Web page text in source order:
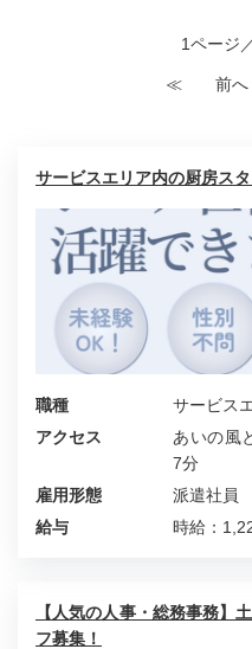
1ページ
≪ 前へ
サービスエリア内の厨房ス
職種
サービス
アクセス
あいの風
7分
雇用形態
派遣社員
給与
時給：
【人気の人事・総務事務】
フ募集！